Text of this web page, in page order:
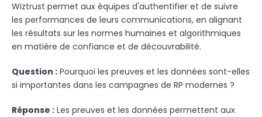
Wiztrust permet aux équipes d'authentifier et de suivre
les performances de leurs communications, en alignant
les résultats sur les normes humaines et algorithmiques
en matière de confiance et de découvrabilité.
Question : Pourquoi les preuves et les données sont-elles
si importantes dans les campagnes de RP modernes ?
Réponse : Les preuves et les données permettent aux